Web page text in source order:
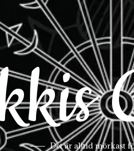
Det är alltid mörkast